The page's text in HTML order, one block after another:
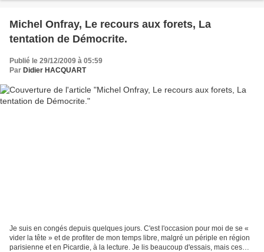
Michel Onfray, Le recours aux forets, La
tentation de Démocrite.
Publié le 29/12/2009 à 05:59
Par Didier HACQUART
Je suis en congés depuis quelques jours. C'est l'occasion pour moi de se «
vider la tête » et de profiter de mon temps libre, malgré un périple en région
parisienne et en Picardie, à la lecture. Je lis beaucoup d'essais, mais ces